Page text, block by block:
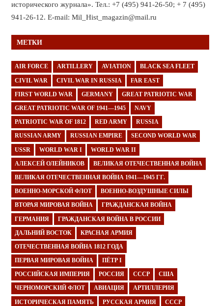
исторического журнала». Тел.: +7 (495) 941-26-50; + 7 (495)
941-26-12. E-mail: Mil_Hist_magazin@mail.ru
МЕТКИ
AIR FORCE ARTILLERY AVIATION BLACK SEA FLEET
CIVIL WAR CIVIL WAR IN RUSSIA FAR EAST
FIRST WORLD WAR GERMANY GREAT PATRIOTIC WAR
GREAT PATRIOTIC WAR OF 1941—1945 NAVY
PATRIOTIC WAR OF 1812 RED ARMY RUSSIA
RUSSIAN ARMY RUSSIAN EMPIRE SECOND WORLD WAR
USSR WORLD WAR I WORLD WAR II
АЛЕКСЕЙ ОЛЕЙНИКОВ ВЕЛИКАЯ ОТЕЧЕСТВЕННАЯ ВОЙНА
ВЕЛИКАЯ ОТЕЧЕСТВЕННАЯ ВОЙНА 1941—1945 ГГ.
ВОЕННО-МОРСКОЙ ФЛОТ ВОЕННО-ВОЗДУШНЫЕ СИЛЫ
ВТОРАЯ МИРОВАЯ ВОЙНА ГРАЖДАНСКАЯ ВОЙНА
ГЕРМАНИЯ ГРАЖДАНСКАЯ ВОЙНА В РОССИИ
ДАЛЬНИЙ ВОСТОК КРАСНАЯ АРМИЯ
ОТЕЧЕСТВЕННАЯ ВОЙНА 1812 ГОДА
ПЕРВАЯ МИРОВАЯ ВОЙНА ПЁТР I
РОССИЙСКАЯ ИМПЕРИЯ РОССИЯ СССР США
ЧЕРНОМОРСКИЙ ФЛОТ АВИАЦИЯ АРТИЛЛЕРИЯ
ИСТОРИЧЕСКАЯ ПАМЯТЬ РУССКАЯ АРМИЯ СССР